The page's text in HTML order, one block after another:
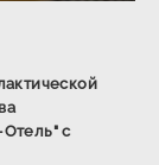
Отель" с